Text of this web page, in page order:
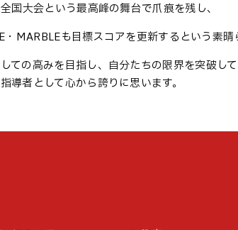
国大会という最高峰の舞台で爪痕を残し、
MARBLEも目標スコアを更新するという素晴
ての高みを目指し、自分たちの限界を突破し
導者として心から誇りに思います。